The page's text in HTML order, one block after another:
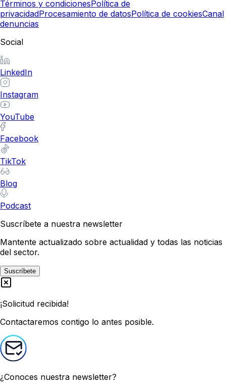
Términos y condicionesPolítica de
privacidadProcesamiento de datosPolítica de cookiesCanal
denuncias
Social
LinkedIn
Instagram
YouTube
Facebook
TikTok
Blog
Podcast
Suscríbete a nuestra newsletter
Mantente actualizado sobre actualidad y todas las noticias
del sector.
Suscríbete
¡Solicitud recibida!
Contactaremos contigo lo antes posible.
¿Conoces nuestra newsletter?